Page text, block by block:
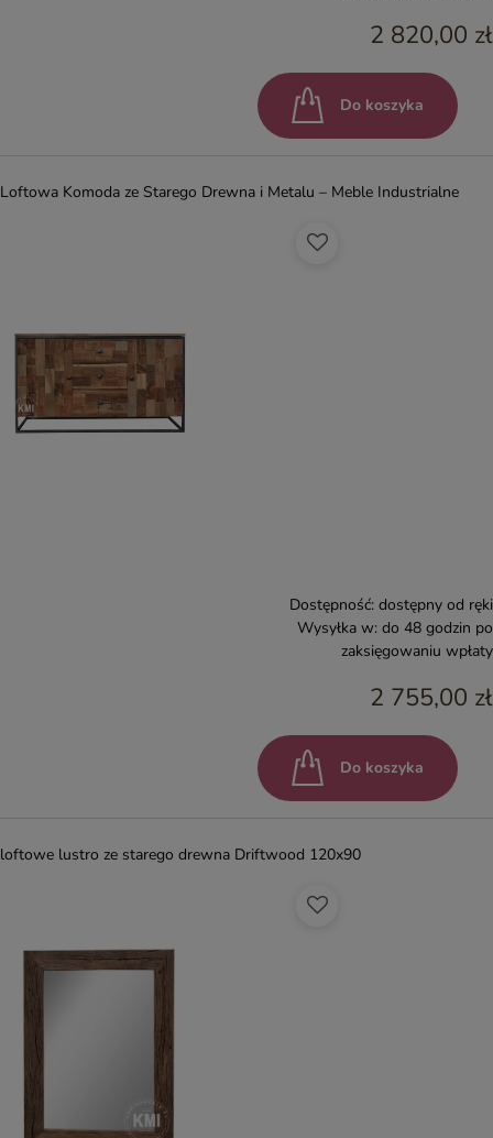
2 820,00 zł
Do koszyka
Loftowa Komoda ze Starego Drewna i Metalu – Meble Industrialne
Dostępność: dostępny od ręki
Wysyłka w: do 48 godzin po
zaksięgowaniu wpłaty
2 755,00 zł
Do koszyka
loftowe lustro ze starego drewna Driftwood 120x90